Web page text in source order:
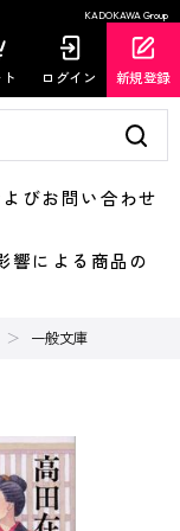
KADOKAWA Group
ログイン 新規登録
びお問い合わせ
による商品の
一般文庫